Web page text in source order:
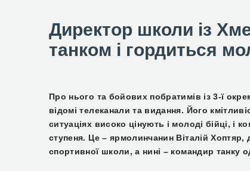
Директор школи із
танком і гордиться
Про нього та бойових побратимів із 3-ї
відомі телеканалита видання. Його к
ситуаціях високо цінують і молоді бійці, і
ступеня. Це – ярмолинчанин Віталій Хоптяр,
спортивної школи, а нині – командир танку